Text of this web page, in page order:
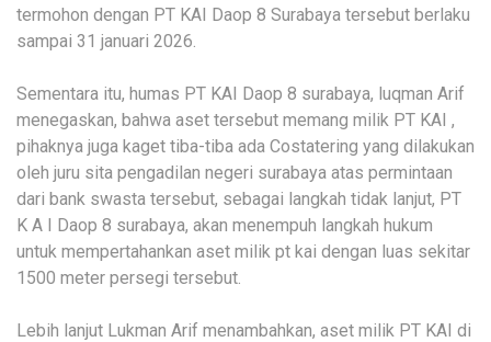
termohon dengan PT KAI Daop 8 Surabaya tersebut berlaku
sampai 31 januari 2026.
Sementara itu, humas PT KAI Daop 8 surabaya, luqman Arif
menegaskan, bahwa aset tersebut memang milik PT KAI ,
pihaknya juga kaget tiba-tiba ada Costatering yang dilakukan
oleh juru sita pengadilan negeri surabaya atas permintaan
dari bank swasta tersebut, sebagai langkah tidak lanjut, PT
K A I Daop 8 surabaya, akan menempuh langkah hukum
untuk mempertahankan aset milik pt kai dengan luas sekitar
1500 meter persegi tersebut.
Lebih lanjut Lukman Arif menambahkan, aset milik PT KAI di